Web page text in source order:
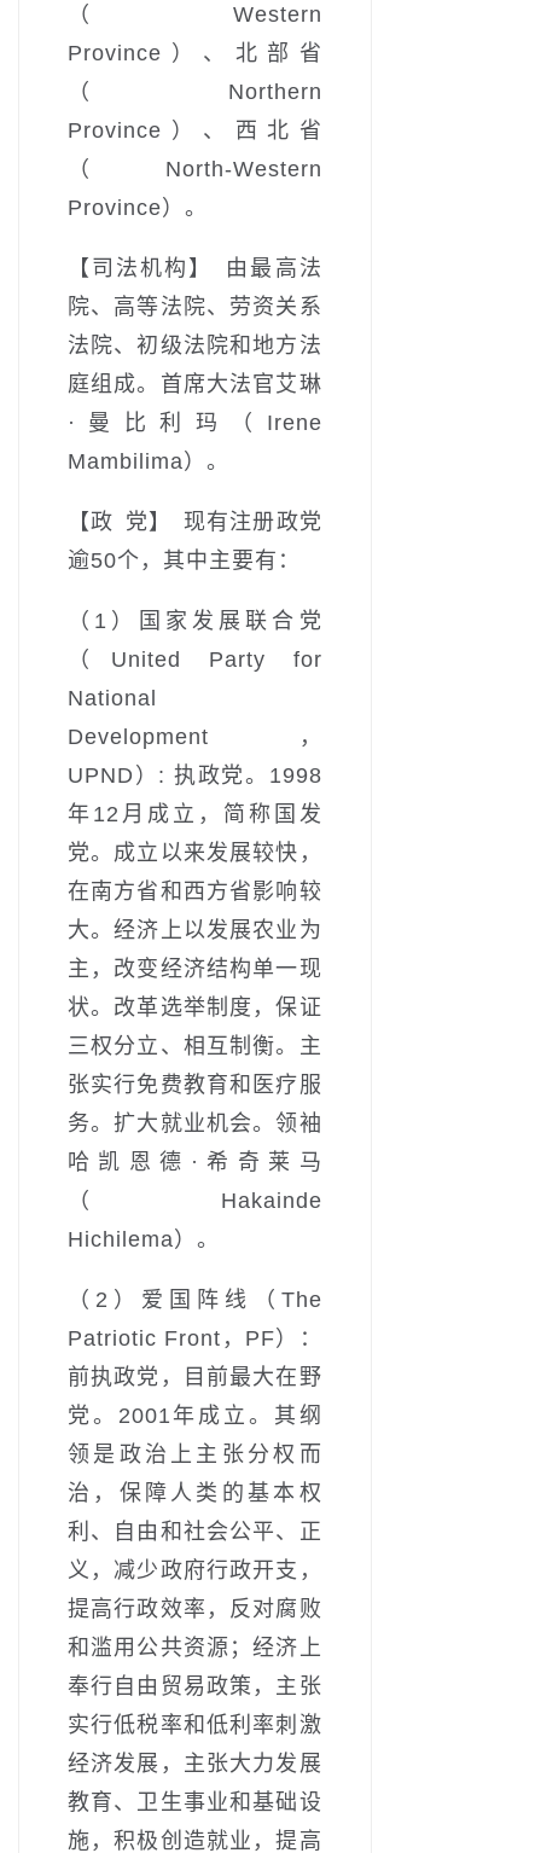
（Western
Province）、北部省
（Northern
Province）、西北省
（North-Western
Province）。
【司法机构】 由最高法
院、高等法院、劳资关系
法院、初级法院和地方法
庭组成。首席大法官艾琳
·曼比利玛（Irene
Mambilima）。
【政 党】 现有注册政党
逾50个，其中主要有：
（1）国家发展联合党
（United Party for
National
Development，
UPND）: 执政党。1998
年12月成立，简称国发
党。成立以来发展较快，
在南方省和西方省影响较
大。经济上以发展农业为
主，改变经济结构单一现
状。改革选举制度，保证
三权分立、相互制衡。主
张实行免费教育和医疗服
务。扩大就业机会。领袖
哈凯恩德·希奇莱马
（Hakainde
Hichilema）。
（2）爱国阵线（The
Patriotic Front，PF）：
前执政党，目前最大在野
党。2001年成立。其纲
领是政治上主张分权而
治，保障人类的基本权
利、自由和社会公平、正
义，减少政府行政开支，
提高行政效率，反对腐败
和滥用公共资源；经济上
奉行自由贸易政策，主张
实行低税率和低利率刺激
经济发展，主张大力发展
教育、卫生事业和基础设
施，积极创造就业，提高